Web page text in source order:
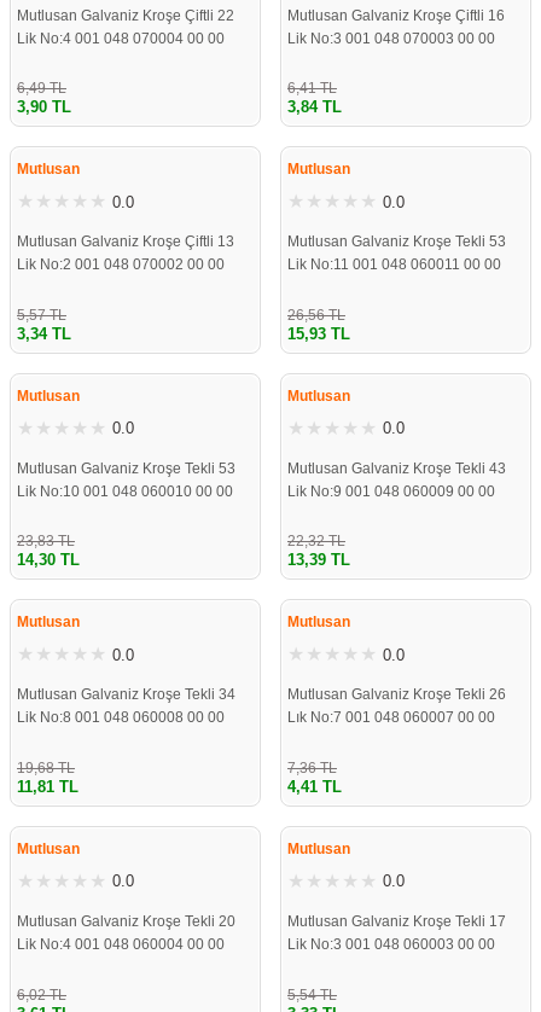
Mutlusan Galvaniz Kroşe Çiftli 22
Lik No:4 001 048 070004 00 00
6,49 TL
3,90 TL
Mutlusan Galvaniz Kroşe Çiftli 16
Lik No:3 001 048 070003 00 00
6,41 TL
3,84 TL
Mutlusan
0.0
Mutlusan Galvaniz Kroşe Çiftli 13
Lik No:2 001 048 070002 00 00
5,57 TL
3,34 TL
Mutlusan
0.0
Mutlusan Galvaniz Kroşe Tekli 53
Lik No:11 001 048 060011 00 00
26,56 TL
15,93 TL
Mutlusan
0.0
Mutlusan Galvaniz Kroşe Tekli 53
Lik No:10 001 048 060010 00 00
23,83 TL
14,30 TL
Mutlusan
0.0
Mutlusan Galvaniz Kroşe Tekli 43
Lik No:9 001 048 060009 00 00
22,32 TL
13,39 TL
Mutlusan
0.0
Mutlusan Galvaniz Kroşe Tekli 34
Lik No:8 001 048 060008 00 00
19,68 TL
11,81 TL
Mutlusan
0.0
Mutlusan Galvaniz Kroşe Tekli 26
Lık No:7 001 048 060007 00 00
7,36 TL
4,41 TL
Mutlusan
0.0
Mutlusan Galvaniz Kroşe Tekli 20
Lik No:4 001 048 060004 00 00
6,02 TL
Mutlusan
0.0
Mutlusan Galvaniz Kroşe Tekli 17
Lik No:3 001 048 060003 00 00
5,54 TL